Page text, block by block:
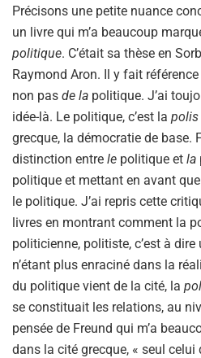
Précisons une petite nuance
un livre qui m’a beaucoup
politique. C’était sa thèse en
Raymond Aron. Il y fait référence
non pas de la politique. J’ai
idée-là. Le politique, c’est la polis
grecque, la démocratie de base.
distinction entre le politique et la
politique et mettant en avant
le politique. J’ai repris cette
livres en montrant comment la
politicienne, politiste, c’est à
n’étant plus enraciné dans la
du politique vient de la cité, la
se constituait les relations, au
pensée de Freund qui m’a
dans la cité grecque, « seul